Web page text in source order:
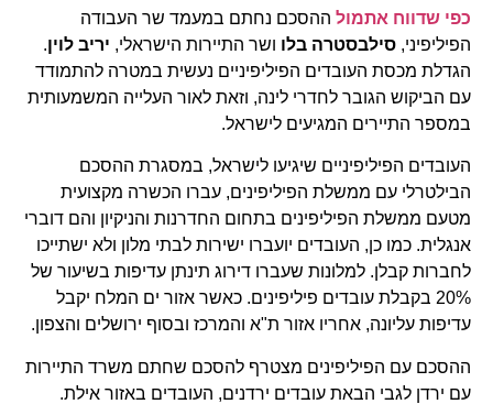
כפי שדווח אתמולההסכם נחתם במעמד שר העבודה
הפיליפיני,סילבסטרה בלוושר התיירות הישראלי,יריב לוין.
הגדלת מכסת העובדים הפיליפיניים נעשית במטרה להתמודד
עם הביקוש הגובר לחדרי לינה, וזאת לאור העלייה המשמעותית
במספר התיירים המגיעים לישראל.
העובדים הפיליפיניים שיגיעו לישראל, במסגרת ההסכם
הבילטרלי עם ממשלת הפיליפינים, עברו הכשרה מקצועית
מטעם ממשלת הפיליפינים בתחום החדרנות והניקיון והם דוברי
אנגלית. כמו כן, העובדים יועברו ישירות לבתי מלון ולא ישתייכו
לחברות קבלן. למלונות שעברו דירוג תינתן עדיפות בשיעור של
20% בקבלת עובדים פיליפינים. כאשר אזור ים המלח יקבל
עדיפות עליונה, אחריו אזור ת"א והמרכז ובסוף ירושלים והצפון.
ההסכם עם הפיליפינים מצטרף להסכם שחתם משרד התיירות
עם ירדן לגבי הבאת עובדים ירדנים, העובדים באזור אילת.